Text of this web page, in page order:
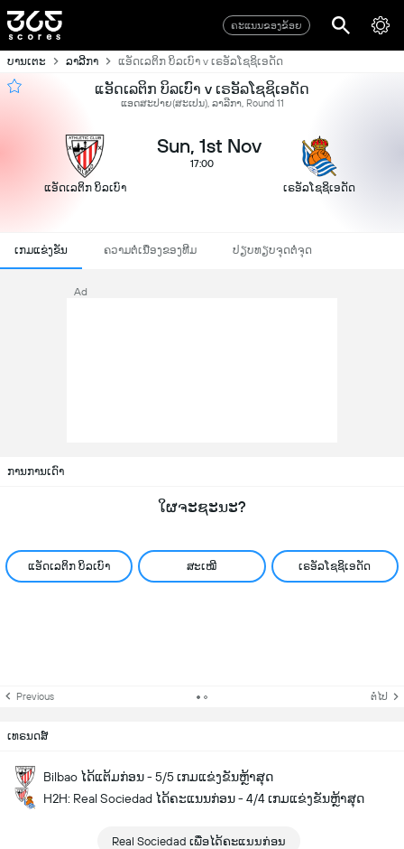
ຄະແນນຂອງຂ້ອຍ
ບານເຕະ ລາລີກາ ແອັດເລຕິກ ບິລເບົາ v ເຣອັລໂຊຊິເອດັດ
ແອັດເລຕິກ ບິລເບົາ v ເຣອັລໂຊຊິເອດັດ
ແອດສະປາຍ​(ສະເປນ), ລາລີກາ, Round 11
ແອັດເລຕິກ ບິລເບົາ
Sun, 1st Nov
17:00
ເຣອັລໂຊຊິເອດັດ
ເກມແຂ່ງຂັນ ຄວາມຕໍ່ເນື່ອງຂອງທີມ ປຽບທຽບຈຸດຕໍ່ຈຸດ
Ad
ການການເດົາ
ໃຜຈະຊະນະ?
ແອັດເລຕິກ ບິລເບົາ ສະເໝີ ເຣອັລໂຊຊິເອດັດ
Previous ຕໍ່ໄປ
ເທຣນດສ໌
Bilbao ໄດ້ແຕ້ມກ່ອນ - 5/5 ເກມແຂ່ງຂັນຫຼ້າສຸດ
H2H: Real Sociedad ໄດ້ຄະແນນກ່ອນ - 4/4 ເກມແຂ່ງຂັນຫຼ້າສຸດ
Real Sociedad ເພື່ອໄດ້ຄະແນນກ່ອນ